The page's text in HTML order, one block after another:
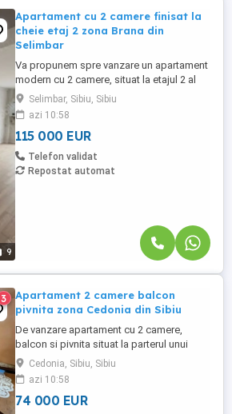
9
Apartament cu 2 camere finisat la
cheie etaj 2 zona Brana din
Selimbar
Va propunem spre vanzare un apartament
modern cu 2 camere, situat la etajul 2 al
unui imobil nou din zona Selimbar Pictor
Brana. Apartamentul are o suprafata utila
de 50,10 mp si este compartimentat
eficient: living generos deschis cu
bucataria in suprafata de 31,43 mp,
dormitor de 13,14 mp, baie de ...
Selimbar, Sibiu, Sibiu
azi 10:58
115 000 EUR
Telefon validat
Repostat automat
3
Apartament 2 camere balcon
pivnita zona Cedonia din Sibiu
De vanzare apartament cu 2 camere,
balcon si pivnita situat la parterul unui
imobil cu 4 etaje din zona Cedonia, Sibiu.
Imobilul a fost edificat in 1970, are regimul
de inaltime S+P+4E+Pod, este anvelopat
la exterior cu polistiren expandat de 10 cm
Cedonia, Sibiu, Sibiu
azi 10:58
74 000 EUR